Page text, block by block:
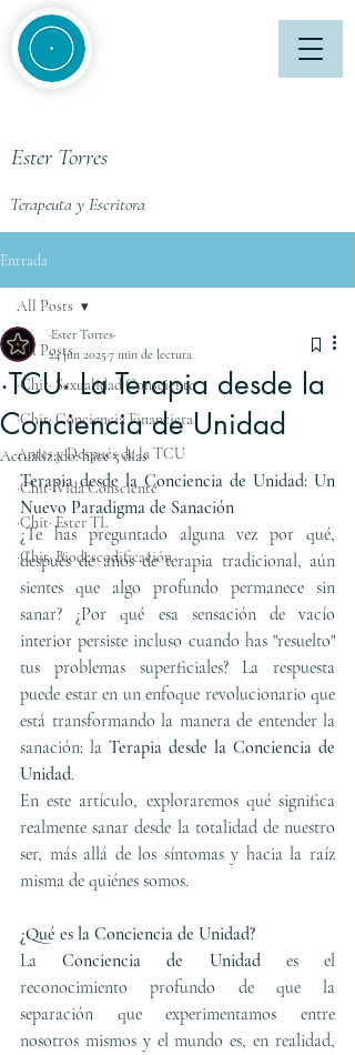
Terapeuta y Escritora
Ester Torres
Entrada
All Posts
·Chit· Sexualidad Consciente
·Chit· Conciencia Financiera
Antes y Después de la TCU
·Chit· Vida Consciente
·Chit· Ester TL
·Chit· Biodescodificación
All Posts
·TCU· La Terapia desde la
Conciencia de Unidad
·Ester Torres·
24 jun 20257 min de lectura
Actualizado:hace 5 días
Terapia desde la Conciencia de Unidad: Un
Nuevo Paradigma de Sanación
¿Te has preguntado alguna vez por qué,
después de años de terapia tradicional, aún
sientes que algo profundo permanece sin
sanar? ¿Por qué esa sensación de vacío
interior persiste incluso cuando has "resuelto"
tus problemas superficiales? La respuesta
puede estar en un enfoque revolucionario que
está transformando la manera de entender la
sanación: la Terapia desde la Conciencia de
Unidad.
En este artículo, exploraremos qué significa
realmente sanar desde la totalidad de nuestro
ser, más allá de los síntomas y hacia la raíz
misma de quiénes somos.
¿Qué es la Conciencia de Unidad?
La Conciencia de Unidad es el
reconocimiento profundo de que la
separación que experimentamos entre
nosotros mismos y el mundo es, en realidad,